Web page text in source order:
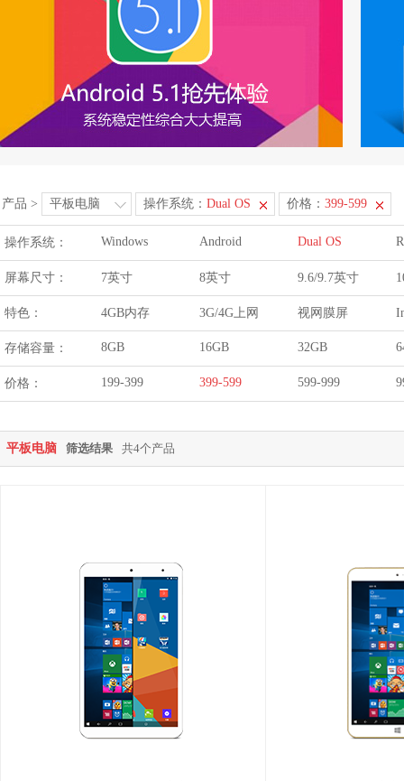
产品 > 平板电脑 操作系统： Dual OS 价格： 399-599
操作系统： Windows Android Dual OS
屏幕尺寸： 7英寸 8英寸 9.6/9.7英寸
特色： 4GB内存 3G/4G上网 视网膜屏
存储容量： 8GB 16GB 32GB
价格： 199-399 399-599 599-999
平板电脑 筛选结果 共4个产品